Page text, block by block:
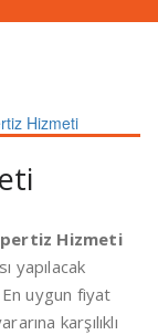
Hizmeti
yapılacak
uygun fiyat
karşılıklı